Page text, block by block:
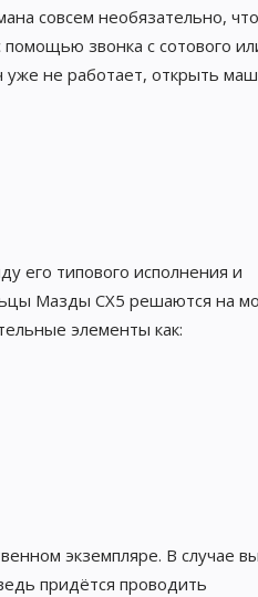
совсем необязательно, что
звонка с сотового
не работает, открыть
его типового исполнения и
Мазды СХ5 решаются на
элементы как:
экземпляре. В случае
придётся проводить